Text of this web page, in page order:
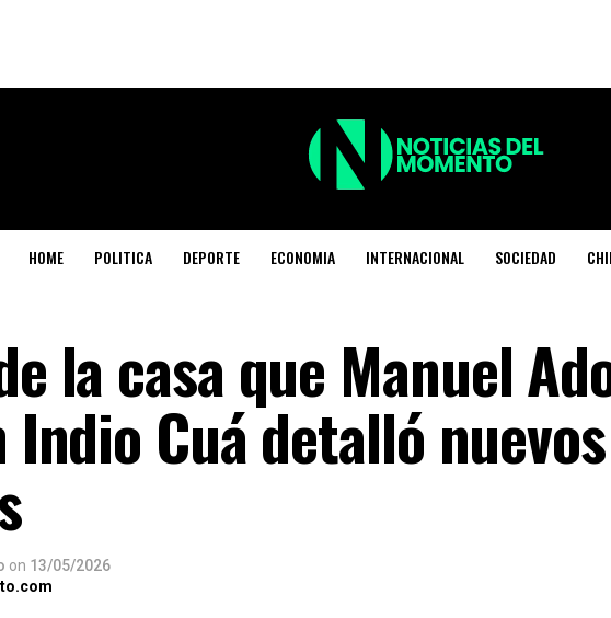
HOME POLITICA DEPORTE ECONOMIA INTERNACIONAL SOCIEDAD
la casa que Manuel
Cuá detalló
on 13/05/2026